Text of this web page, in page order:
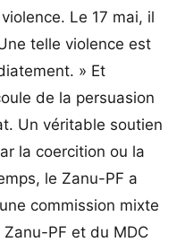
Le 17 mai, il
telle violence est
» Et
de la persuasion
Un véritable soutien
la coercition ou la
le Zanu-PF a
commission mixte
PF et du MDC